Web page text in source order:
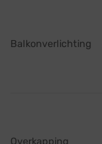
Balkonverlichting